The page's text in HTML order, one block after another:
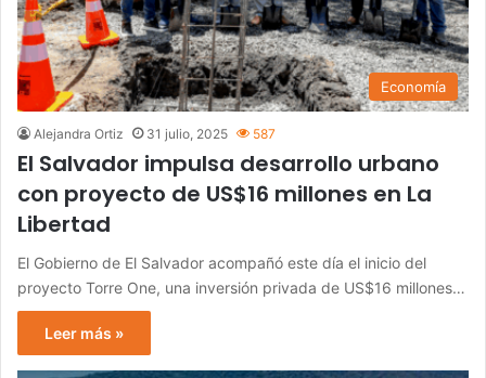
Economía
Alejandra Ortiz 31 julio, 2025 587
El Salvador impulsa desarrollo urbano
con proyecto de US$16 millones en La
Libertad
El Gobierno de El Salvador acompañó este día el inicio del
proyecto Torre One, una inversión privada de US$16 millones…
Leer más »